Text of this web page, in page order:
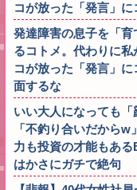
コが放った「発言」
発達障害の息子を「
るコトメ。代わりに
コが放った「発言」
面するな
いい大人になっても
「不釣り合いだから
力も投資の才能もあ
はかさにガチで絶句